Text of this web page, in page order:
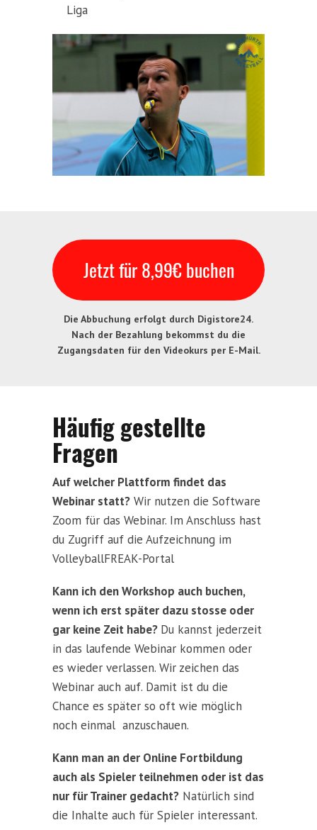
Liga
Jetzt für 8,99€ buchen
Die Abbuchung erfolgt durch Digistore24.
Nach der Bezahlung bekommst du die
Zugangsdaten für den Videokurs per E-Mail.
Häufig gestellte
Fragen
Auf welcher Plattform findet das
Webinar statt? Wir nutzen die Software
Zoom für das Webinar. Im Anschluss hast
du Zugriff auf die Aufzeichnung im
VolleyballFREAK-Portal
Kann ich den Workshop auch buchen,
wenn ich erst später dazu stosse oder
gar keine Zeit habe? Du kannst jederzeit
in das laufende Webinar kommen oder
es wieder verlassen. Wir zeichen das
Webinar auch auf. Damit ist du die
Chance es später so oft wie möglich
noch einmal anzuschauen.
Kann man an der Online Fortbildung
auch als Spieler teilnehmen oder ist das
nur für Trainer gedacht? Natürlich sind
die Inhalte auch für Spieler interessant.